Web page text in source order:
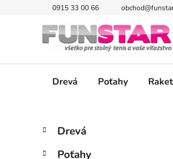
0915 33 00 66
Drevá Poťahy
B
č
Preskočiť
kategórie
K
a
Drevá
Poťahy